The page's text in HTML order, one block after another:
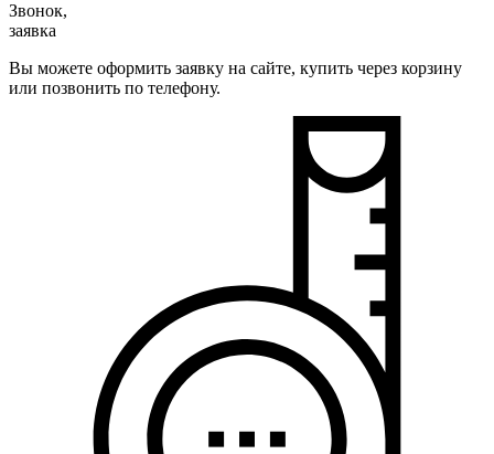
Звонок,
заявка
Вы можете оформить заявку на сайте, купить через корзину
или позвонить по телефону.